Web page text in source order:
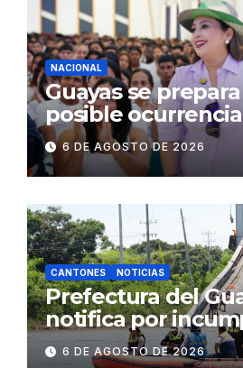
concurrencia
NACIONAL
Guayas se
posible
fenómeno de El
Gobierno
2.500 jóvenes
6 DE AGOSTO DE 2026
CANTONES NOTICIAS
Prefectura del
notifica por
contractual a la
6 DE AGOSTO DE 2026